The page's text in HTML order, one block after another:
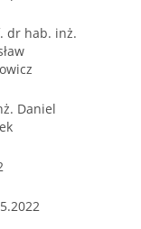
dr hab. inż.
Daniel